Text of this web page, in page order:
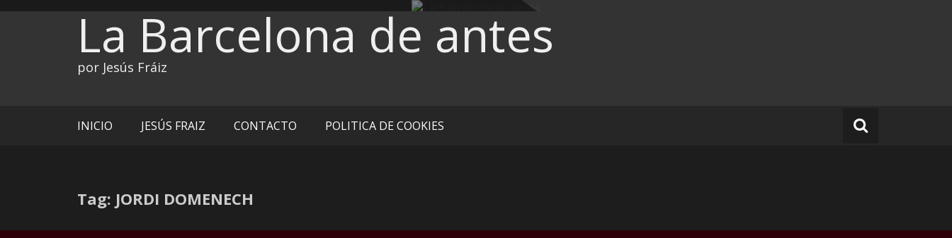
La Barcelona de antes
por Jesús Fráiz
INICIO JESÚS FRAIZ CONTACTO POLITICA DE COOKIES
Tag: JORDI DOMENECH